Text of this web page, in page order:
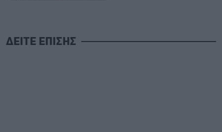
ΔΕΙΤΕ ΕΠΙΣΗΣ